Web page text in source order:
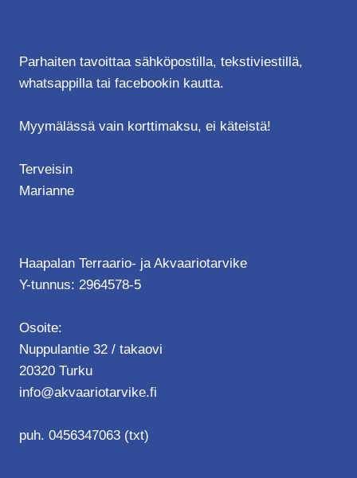
Parhaiten tavoittaa sähköpostilla, tekstiviestillä,
whatsappilla tai facebookin kautta.
Myymälässä vain korttimaksu, ei käteistä!
Terveisin
Marianne
Haapalan Terraario- ja Akvaariotarvike
Y-tunnus: 2964578-5
Osoite:
Nuppulantie 32 / takaovi
20320 Turku
info@akvaariotarvike.fi
puh. 0456347063 (txt)